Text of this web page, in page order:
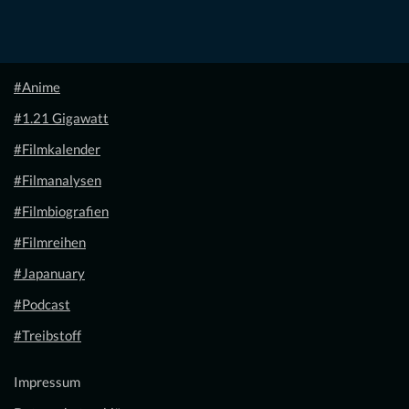
#Anime
#1.21 Gigawatt
#Filmkalender
#Filmanalysen
#Filmbiografien
#Filmreihen
#Japanuary
#Podcast
#Treibstoff
Impressum